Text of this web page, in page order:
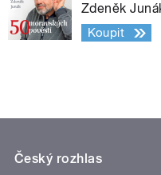
Zdeněk
Koupit
Český rozhlas